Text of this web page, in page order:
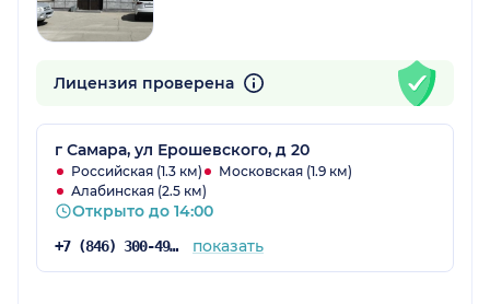
Лицензия проверена
г Самара, ул Ерошевского, д 20
Российская (1.3 км)
Московская (1.9 км)
Алабинская (2.5 км)
Открыто до 14:00
+7 (846) 300-49-60 показать